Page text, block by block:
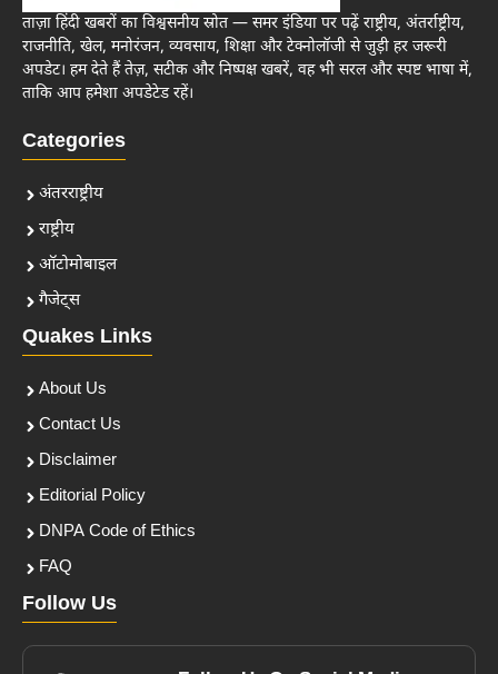
ताज़ा हिंदी खबरों का विश्वसनीय स्रोत — समर इंडिया पर पढ़ें राष्ट्रीय, अंतर्राष्ट्रीय,
राजनीति, खेल, मनोरंजन, व्यवसाय, शिक्षा और टेक्नोलॉजी से जुड़ी हर जरूरी
अपडेट। हम देते हैं तेज़, सटीक और निष्पक्ष खबरें, वह भी सरल और स्पष्ट भाषा में,
ताकि आप हमेशा अपडेटेड रहें।
Categories
अंतरराष्ट्रीय
राष्ट्रीय
ऑटोमोबाइल
गैजेट्स
Quakes Links
About Us
Contact Us
Disclaimer
Editorial Policy
DNPA Code of Ethics
FAQ
Follow Us